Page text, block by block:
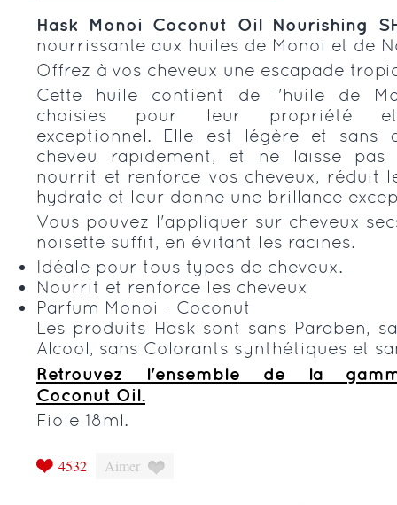
Hask Monoi Coconut Oil Nourishing
nourrissante aux huiles de Monoi et de
Offrez à vos cheveux une escapade
Cette huile contient de l'huile de
choisies pour leur propriété
exceptionnel. Elle est légère et sans
cheveu rapidement, et ne laisse
nourrit et renforce vos cheveux, réduit
hydrate et leur donne une brillance
Vous pouvez l'appliquer sur cheveux
noisette suffit, en évitant les racines.
Idéale pour tous types de cheveux.
Nourrit et renforce les cheveux
Parfum Monoi - Coconut
Les produits Hask sont sans Paraben,
Alcool, sans Colorants synthétiques et
Retrouvez l'ensemble de la
Coconut Oil.
Fiole 18ml.
Aimer
4532